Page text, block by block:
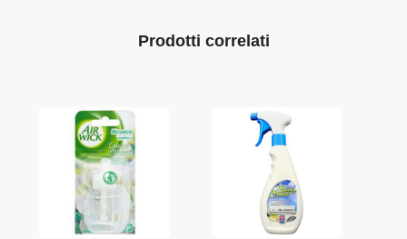
Prodotti correlati